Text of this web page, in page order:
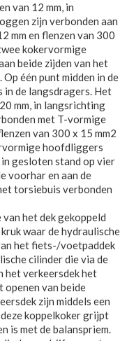
van 12 mm, in
zijn verbonden aan
mm en flenzen van 300
kokervormige
beide zijden van het
één punt midden in de
in de langsdragers. Het
mm, in langsrichting
met T-vormige
van 300 x 15 mm2
hoofdliggers
gesloten stand op vier
voorhar en aan de
torsiebuis verbonden
het dek gekoppeld
waar de hydraulische
het fiets-/voetpaddek
cilinder die via de
het verkeersdek het
van beide
zijn middels een
koppelkoker grijpt
is met de balanspriem.